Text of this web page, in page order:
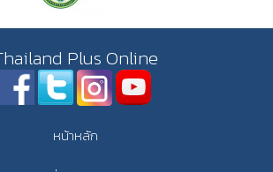
Plus Online
หน้าหลัก